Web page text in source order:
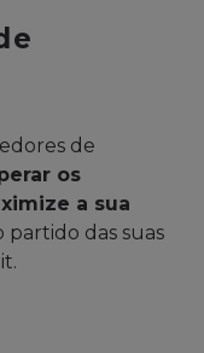
de
os
a sua
partido das suas